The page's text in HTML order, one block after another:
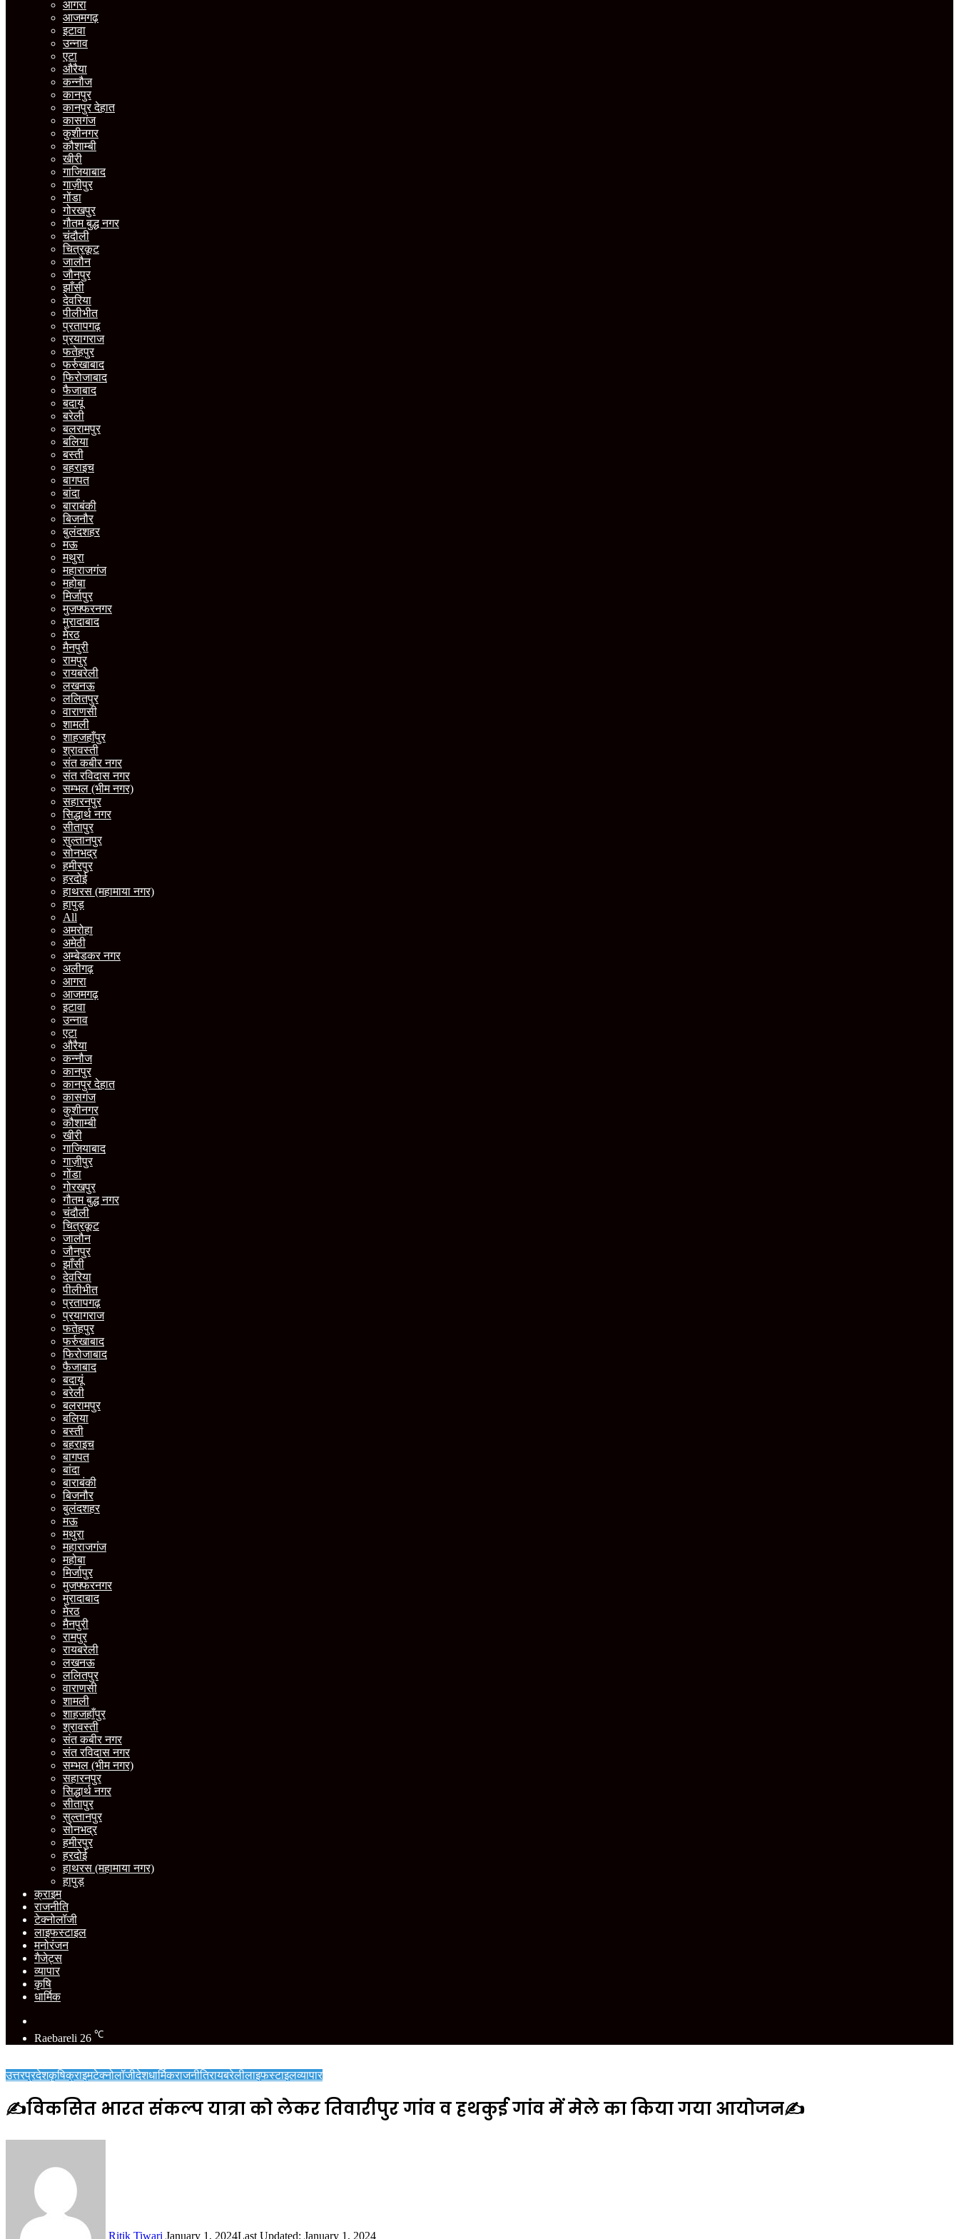
आगरा
आजमगढ़
इटावा
उन्नाव
एटा
औरैया
कन्नौज
कानपुर
कानपुर देहात
कासगंज
कुशीनगर
कौशाम्बी
खीरी
गाजियाबाद
गाज़ीपुर
गोंडा
गोरखपुर
गौतम बुद्ध नगर
चंदौली
चित्रकूट
जालौन
जौनपुर
झाँसी
देवरिया
पीलीभीत
प्रतापगढ़
प्रयागराज
फतेहपुर
फर्रुखाबाद
फिरोजाबाद
फैजाबाद
बदायूं
बरेली
बलरामपुर
बलिया
बस्ती
बहराइच
बागपत
बांदा
बाराबंकी
बिजनौर
बुलंदशहर
मऊ
मथुरा
महाराजगंज
महोबा
मिर्जापुर
मुजफ्फरनगर
मुरादाबाद
मेरठ
मैनपुरी
रामपुर
रायबरेली
लखनऊ
ललितपुर
वाराणसी
शामली
शाहजहाँपुर
श्रावस्ती
संत कबीर नगर
संत रविदास नगर
सम्भल (भीम नगर)
सहारनपुर
सिद्धार्थ नगर
सीतापुर
सुल्तानपुर
सोनभद्र
हमीरपुर
हरदोई
हाथरस (महामाया नगर)
हापुड़
All
अमरोहा
अमेठी
अम्बेडकर नगर
अलीगढ़
आगरा
आजमगढ़
इटावा
उन्नाव
एटा
औरैया
कन्नौज
कानपुर
कानपुर देहात
कासगंज
कुशीनगर
कौशाम्बी
खीरी
गाजियाबाद
गाज़ीपुर
गोंडा
गोरखपुर
गौतम बुद्ध नगर
चंदौली
चित्रकूट
जालौन
जौनपुर
झाँसी
देवरिया
पीलीभीत
प्रतापगढ़
प्रयागराज
फतेहपुर
फर्रुखाबाद
फिरोजाबाद
फैजाबाद
बदायूं
बरेली
बलरामपुर
बलिया
बस्ती
बहराइच
बागपत
बांदा
बाराबंकी
बिजनौर
बुलंदशहर
मऊ
मथुरा
महाराजगंज
महोबा
मिर्जापुर
मुजफ्फरनगर
मुरादाबाद
मेरठ
मैनपुरी
रामपुर
रायबरेली
लखनऊ
ललितपुर
वाराणसी
शामली
शाहजहाँपुर
श्रावस्ती
संत कबीर नगर
संत रविदास नगर
सम्भल (भीम नगर)
सहारनपुर
सिद्धार्थ नगर
सीतापुर
सुल्तानपुर
सोनभद्र
हमीरपुर
हरदोई
हाथरस (महामाया नगर)
हापुड़
क्राइम
राजनीति
टेक्नोलॉजी
लाइफस्टाइल
मनोरंजन
गैजेट्स
व्यापार
कृषि
धार्मिक
skin
Raebareli 26 ℃
उत्तरप्रदेशकृषिक्राइमटेक्नोलॉजीदेशधार्मिकराजनीतिरायबरेलीलाइफस्टाइलव्यापार
✍️विकसित भारत संकल्प यात्रा को लेकर तिवारीपुर गांव व हथकुई गांव में मेले का किया गया आयोजन✍️
Ritik Tiwari January 1, 2024Last Updated: January 1, 2024